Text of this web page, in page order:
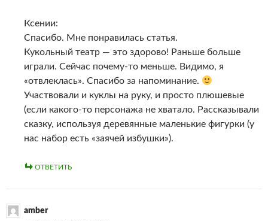
Ксении:
Спасибо. Мне понравилась статья.
Кукольный театр — это здорово! Раньше больше
играли. Сейчас почему-то меньше. Видимо, я
«отвлеклась». Спасибо за напоминание.
Участвовали и куклы на руку, и просто плюшевые
(если какого-то персонажа не хватало. Рассказывали
сказку, используя деревянные маленькие фигурки (у
нас набор есть «заячей избушки»).
ОТВЕТИТЬ
amber